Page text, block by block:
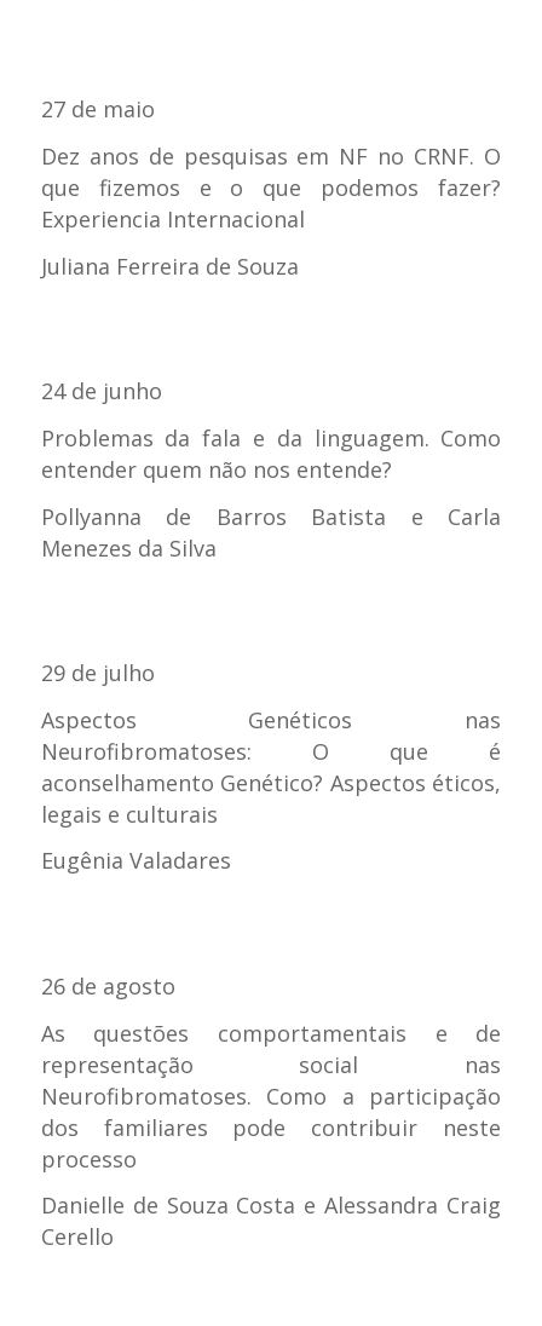
27 de maio
Dez anos de pesquisas em NF no CRNF. O
que fizemos e o que podemos fazer?
Experiencia Internacional
Juliana Ferreira de Souza
24 de junho
Problemas da fala e da linguagem. Como
entender quem não nos entende?
Pollyanna de Barros Batista e Carla
Menezes da Silva
29 de julho
Aspectos Genéticos nas
Neurofibromatoses: O que é
aconselhamento Genético? Aspectos éticos,
legais e culturais
Eugênia Valadares
26 de agosto
As questões comportamentais e de
representação social nas
Neurofibromatoses. Como a participação
dos familiares pode contribuir neste
processo
Danielle de Souza Costa e Alessandra Craig
Cerello